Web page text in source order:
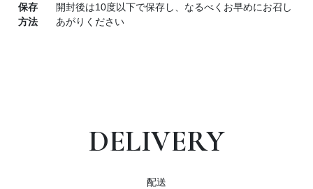
保存
方法
開封後は10度以下で保存し、なるべくお早めにお召し
あがりください
DELIVERY
配送